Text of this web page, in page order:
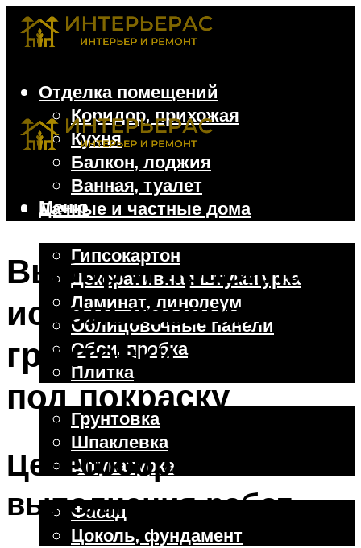
Отделка помещений
Коридор, прихожая
Кухня
Балкон, лоджия
Ванная, туалет
Дачные и частные дома
Гипсокартон
Декоративная штукатурка
Ламинат, линолеум
Облицовочные панели
Обои, пробка
Плитка
Отделочные работы
Грунтовка
Шпаклевка
Штукатурка
Внешняя отделка
Фасад
Цоколь, фундамент
Меню
Выбор и правила
использования
грунтовки для стен
под покраску
Целесообразность
выполнения работ